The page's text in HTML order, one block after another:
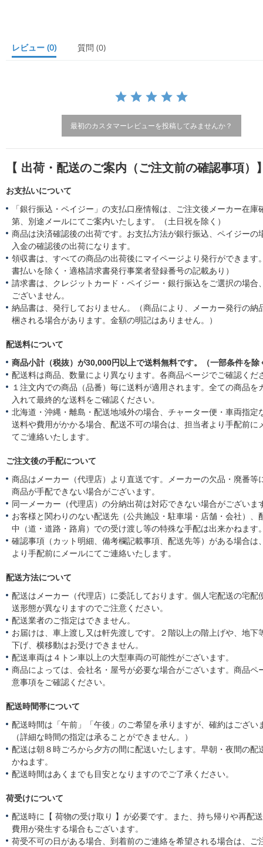
r
レビュー (0) 質問 (0)
最初のカスタマーレビューを投稿してみませんか？
【 出荷・配送のご案内（ご注文前の確認事項）
お支払いについて
「銀行振込・ペイジー」の支払口座情報は、ご注文後メーカー在庫
第、別途メールにてご案内いたします。（土日祝を除く）
商品は決済確認後の出荷です。お支払方法が銀行振込、ペイジーの
入金の確認後の出荷になります。
領収書は、すべての商品の出荷後にマイページより発行ができます
書払いを除く・適格請求書発行事業者登録番号の記載あり）
請求書は、クレジットカード・ペイジー・銀行振込をご選択の場合
ございません。
納品書は、発行しておりません。（商品により、メーカー発行の納
梱される場合があります。金額の明記はありません。）
配送料について
商品小計（税抜）が30,000円以上で送料無料です。（一部条件を除
配送料は商品、数量により異なります。各商品ページでご確認くだ
１注文内での商品（品番）毎に送料が適用されます。全ての商品を
入れて最終的な送料をご確認ください。
北海道・沖縄・離島・配送地域外の場合、チャーター便・車両指定
送料や費用がかかる場合、配送不可の場合は、担当者より手配前に
てご連絡いたします。
ご注文後の手配について
商品はメーカー（代理店）より直送です。メーカーの欠品・廃番等
商品が手配できない場合がございます。
同一メーカー（代理店）の分納出荷は対応できない場合がございま
お客様と関わりのない配送先（公共施設・駐車場・店舗・会社）、
中（道・道路・路肩）での受け渡し等の特殊な手配は出来かねます
確認事項（カット明細、備考欄記載事項、配送先等）がある場合は
より手配前にメールにてご連絡いたします。
配送方法について
配送はメーカー（代理店）に委託しております。個人宅配送の宅配
送形態が異なりますのでご注意ください。
配送業者のご指定はできません。
お届けは、車上渡し又は軒先渡しです。２階以上の階上げや、地下
下げ、横移動はお受けできません。
配送車両は４トン車以上の大型車両の可能性がございます。
商品によっては、会社名・屋号が必要な場合がございます。商品ペ
意事項をご確認ください。
配送時間帯について
配送時間は「午前」「午後」のご希望を承りますが、確約はござい
（詳細な時間の指定は承ることができません。）
配送は朝８時ごろから夕方の間に配送いたします。早朝・夜間の配
かねます。
配送時間はあくまでも目安となりますのでご了承ください。
荷受けについて
配送時に【 荷物の受け取り 】が必要です。また、持ち帰りや再配
費用が発生する場合もございます。
荷受不可の日がある場合、到着前のご連絡を希望される場合は、ご